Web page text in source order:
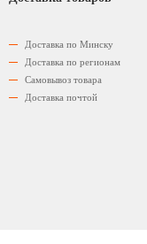
Доставка по Минску
Доставка по регионам
Самовывоз товара
Доставка почтой